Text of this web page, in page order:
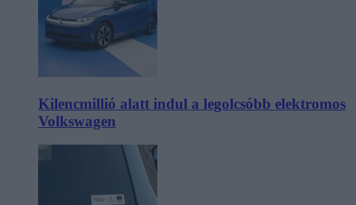
Kilencmillió alatt indul a legolcsóbb elektromos
Volkswagen